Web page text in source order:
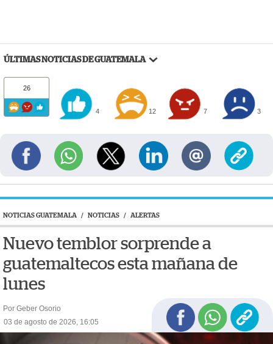
ÚLTIMAS NOTICIAS DE GUATEMALA
26
4 12 7 3
NOTICIAS GUATEMALA / NOTICIAS / ALERTAS
Nuevo temblor sorprende a
guatemaltecos esta mañana de
lunes
Por Geber Osorio
03 de agosto de 2026, 16:05